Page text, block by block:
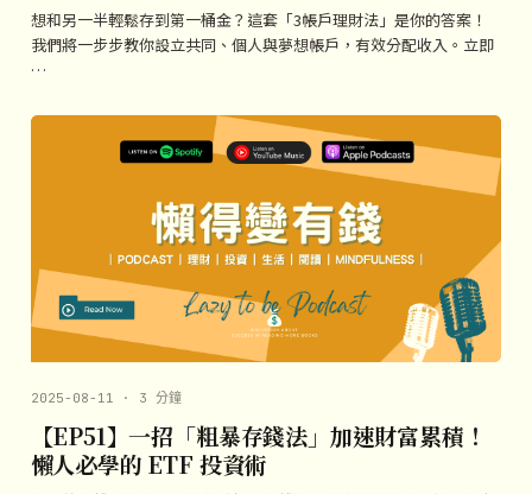
想和另一半輕鬆存到第一桶金？這套「3帳戶理財法」是你的答案！
我們將一步步教你設立共同、個人與夢想帳戶，有效分配收入。立即
…
2025-08-11 · 3 分鐘
【EP51】一招「粗暴存錢法」加速財富累積！
懶人必學的 ETF 投資術